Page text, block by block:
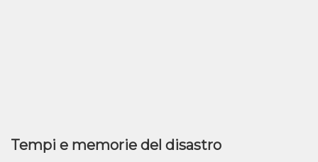
Tempi e memorie del disastro